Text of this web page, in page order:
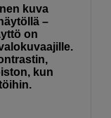
kuva
–
on
kun